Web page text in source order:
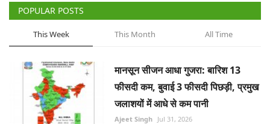
POPULAR POSTS
This Week This Month All Time
मानसून सीजन आधा गुजरा: बारिश 13
फीसदी कम, बुवाई 3 फीसदी पिछड़ी, प्रमुख
जलाशयों में आधे से कम पानी
Ajeet Singh Jul 31, 2026